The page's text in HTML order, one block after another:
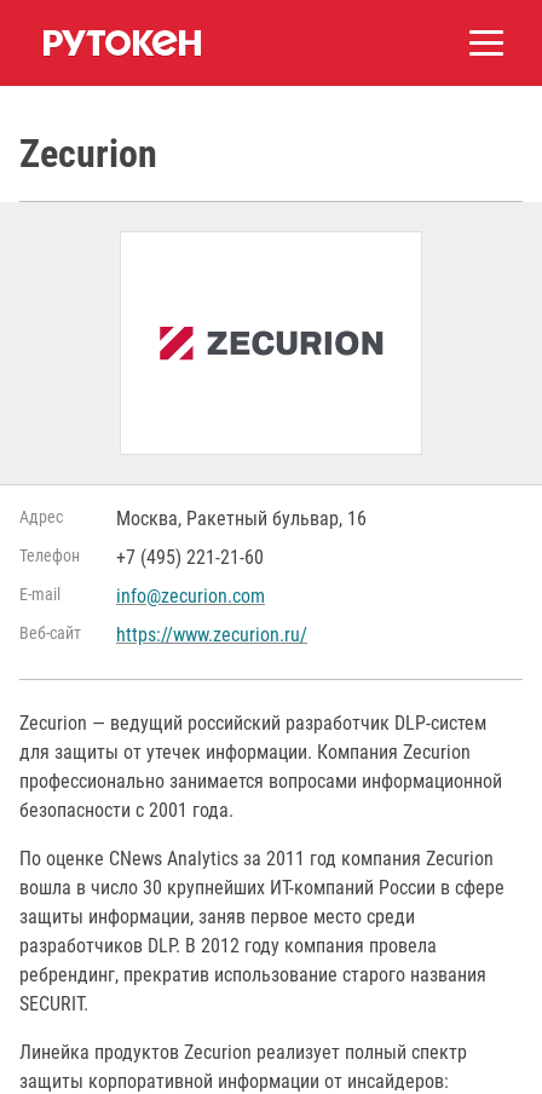
Zecurion
Адрес Москва, Ракетный бульвар, 16
Телефон +7 (495) 221-21-60
Е-mail info@zecurion.com
Веб-сайт https://www.zecurion.ru/
Zecurion — ведущий российский разработчик DLP-систем
для защиты от утечек информации. Компания Zecurion
профессионально занимается вопросами информационной
безопасности с 2001 года.
По оценке CNews Analytics за 2011 год компания Zecurion
вошла в число 30 крупнейших ИТ-компаний России в сфере
защиты информации, заняв первое место среди
разработчиков DLP. В 2012 году компания провела
ребрендинг, прекратив использование старого названия
SECURIT.
Линейка продуктов Zecurion реализует полный спектр
защиты корпоративной информации от инсайдеров: